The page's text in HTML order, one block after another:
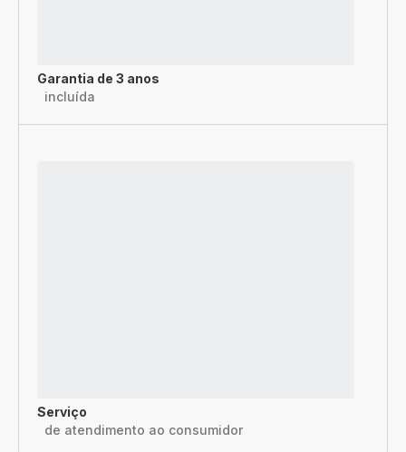
Garantia de 3 anos
incluída
Serviço
de atendimento ao consumidor